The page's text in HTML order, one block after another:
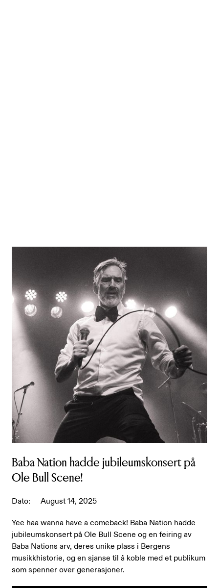
Innhold om
Ole Bull Scene
Baba Nation hadde jubileumskonsert på
Ole Bull Scene!
Dato: August 14, 2025
Yee haa wanna have a comeback! Baba Nation hadde
jubileumskonsert på Ole Bull Scene og en feiring av
Baba Nations arv, deres unike plass i Bergens
musikkhistorie, og en sjanse til å koble med et publikum
som spenner over generasjoner.